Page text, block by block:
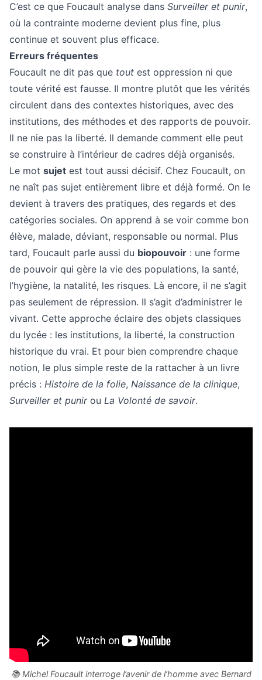
C’est ce que Foucault analyse dans Surveiller et punir,
où la contrainte moderne devient plus fine, plus
continue et souvent plus efficace.
Erreurs fréquentes
Foucault ne dit pas que tout est oppression ni que
toute vérité est fausse. Il montre plutôt que les vérités
circulent dans des contextes historiques, avec des
institutions, des méthodes et des rapports de pouvoir.
Il ne nie pas la liberté. Il demande comment elle peut
se construire à l’intérieur de cadres déjà organisés.
Le mot sujet est tout aussi décisif. Chez Foucault, on
ne naît pas sujet entièrement libre et déjà formé. On le
devient à travers des pratiques, des regards et des
catégories sociales. On apprend à se voir comme bon
élève, malade, déviant, responsable ou normal. Plus
tard, Foucault parle aussi du biopouvoir : une forme
de pouvoir qui gère la vie des populations, la santé,
l’hygiène, la natalité, les risques. Là encore, il ne s’agit
pas seulement de répression. Il s’agit d’administrer le
vivant. Cette approche éclaire des objets classiques
du lycée : les institutions, la liberté, la construction
historique du vrai. Et pour bien comprendre chaque
notion, le plus simple reste de la rattacher à un livre
précis : Histoire de la folie, Naissance de la clinique,
Surveiller et punirou La Volonté de savoir.
📚 Michel Foucault interroge l’avenir de l’homme avec Bernard